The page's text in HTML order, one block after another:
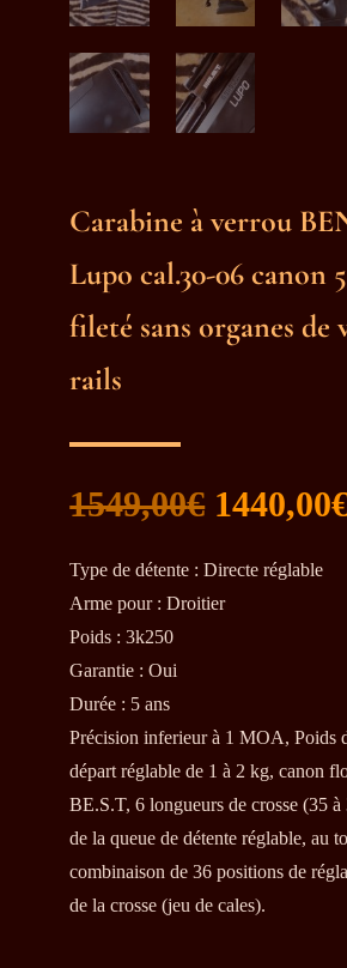
Carabine à verrou
Lupo cal.30-06 canon
fileté sans organes de
rails
1549,00€ Le
prix
initial
était :
1549,00€.
1440,00
Type de détente :Directe réglable
Arme pour:Droitier
Poids :3k250
Garantie :Oui
Durée : 5 ans
Précision inferieur à 1 MOA, Poids
départ réglable de 1 à 2 kg, canon
BE.S.T, 6 longueurs de crosse (35 à
de la queue de détente réglable, au
combinaison de 36 positions de
de la crosse (jeu de cales).